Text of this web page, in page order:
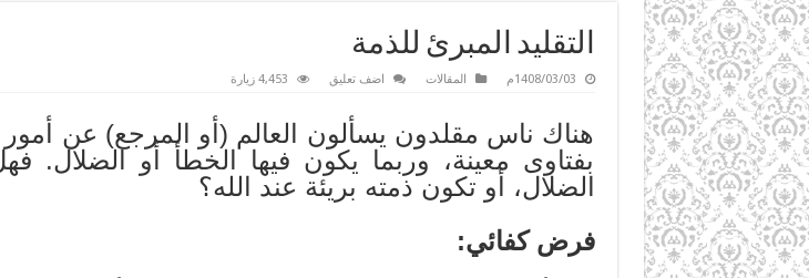
التقليد المبرئ للذمة
1408/03/03م المقالات اضف تعليق 4,453 زيارة
هناك ناس مقلدون يسألون العالم (أو المرجع) عن أمور
بفتاوى معينة، وربما يكون فيها الخطأ أو الضلال.
الضلال، أو تكون ذمته بريئة عند الله؟
فرض كفائي: